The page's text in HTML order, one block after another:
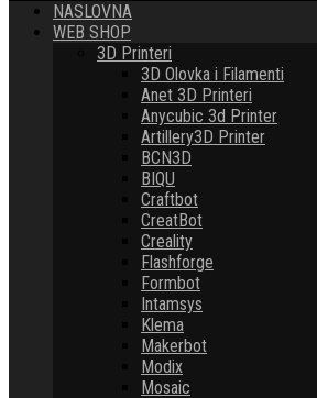
NASLOVNA
WEB SHOP
3D Printeri
3D Olovka i Filamenti
Anet 3D Printeri
Anycubic 3d Printer
Artillery3D Printer
BCN3D
BIQU
Craftbot
CreatBot
Creality
Flashforge
Formbot
Intamsys
Klema
Makerbot
Modix
Mosaic